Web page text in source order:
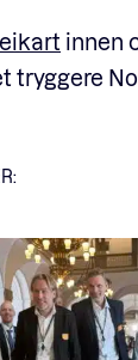
innen
tryggere